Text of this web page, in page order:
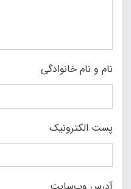
نام و نام خانوادگی
پست الکترونیک